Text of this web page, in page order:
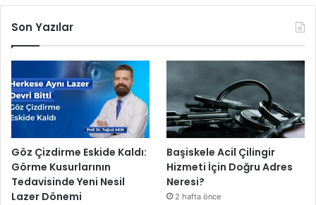
Son Yazılar
Göz Çizdirme Eskide Kaldı:
Görme Kusurlarının
Tedavisinde Yeni Nesil
Lazer Dönemi
Başiskele Acil Çilingir
Hizmeti İçin Doğru Adres
Neresi?
2 hafta önce